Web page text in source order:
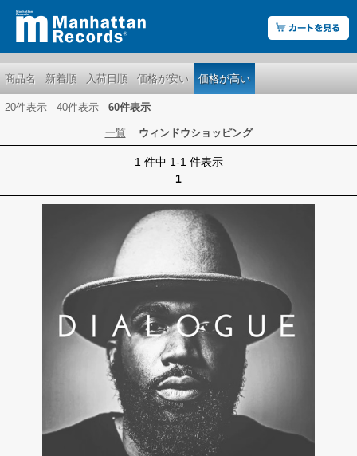
商品名 新着順 入荷日順 価格が安い 価格が高い
20件表示 40件表示 60件表示
一覧 ウィンドウショッピング
1 件中 1-1 件表示
1